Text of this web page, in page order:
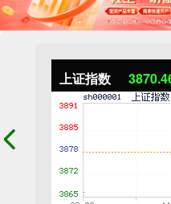
上证指数